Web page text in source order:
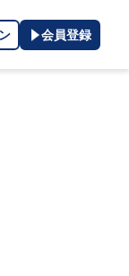
会員登録